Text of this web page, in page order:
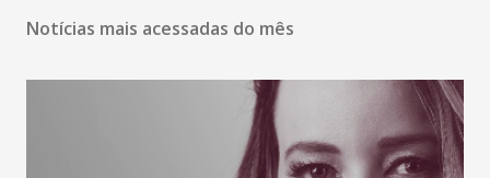
Notícias mais acessadas do mês